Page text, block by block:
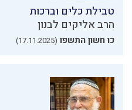
טבילת כלים וברכות
הרב אליקים לבנון
כו חשון התשפו (17.11.2025)